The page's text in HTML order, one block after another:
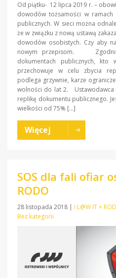
Od piątku- 12 lipca 2019 r. –
dowodów tożsamości w
publicznych. W sieci można
że w związku z nową ustawą
dowodów osobistych. Czy aby
nowym przepisom.
dokumentach publicznych, kto
przechowuje w celu zbycia
podlega grzywnie, karze
wolności do lat 2. Ustawodawca
replikę dokumentu publicznego.
wielkości od 75% […]
Więcej
SOS dla fali ofiar
RODO
28 listopada 2018 | I L@W IT +
Bez kategorii